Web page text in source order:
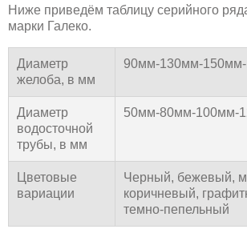
Ниже приведём таблицу серийного
марки Галеко.
Диаметр
желоба, в мм
90мм-130мм-
Диаметр
водосточной
трубы, в мм
50мм-80мм-100мм-
Цветовые
вариации
Черный, бежевый,
коричневый,
темно-пепельный